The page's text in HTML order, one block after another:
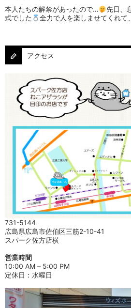
本人たちの解禁があったので…
先日、
式でした
全力で人を楽しませてくれ
アクセス
731-5144
広島県広島市佐伯区三筋2-10-41
スパーク佐方店横
営業時間
10:00 AM – 5:00 PM
定休日：水曜日